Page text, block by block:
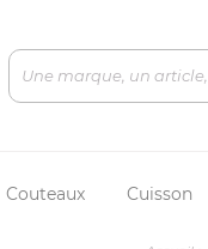
Couteaux Cuisson